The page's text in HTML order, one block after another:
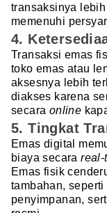
transaksinya
memenuhi
4.
Transaksi emas
toko emas atau
aksesnya lebih
diakses karena
secara online
5. Tingkat
Emas digital
biaya secarareal-
Emas fisik
tambahan,
penyimpanan,